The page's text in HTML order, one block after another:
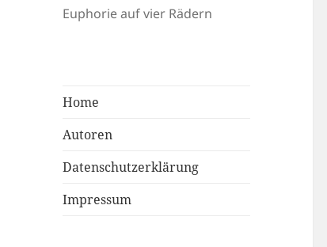
Euphorie auf vier Rädern
Home
Autoren
Datenschutzerklärung
Impressum